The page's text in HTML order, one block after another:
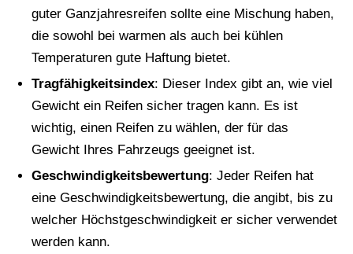
guter Ganzjahresreifen sollte eine Mischung haben,
die sowohl bei warmen als auch bei kühlen
Temperaturen gute Haftung bietet.
Tragfähigkeitsindex: Dieser Index gibt an, wie viel
Gewicht ein Reifen sicher tragen kann. Es ist
wichtig, einen Reifen zu wählen, der für das
Gewicht Ihres Fahrzeugs geeignet ist.
Geschwindigkeitsbewertung: Jeder Reifen hat
eine Geschwindigkeitsbewertung, die angibt, bis zu
welcher Höchstgeschwindigkeit er sicher verwendet
werden kann.